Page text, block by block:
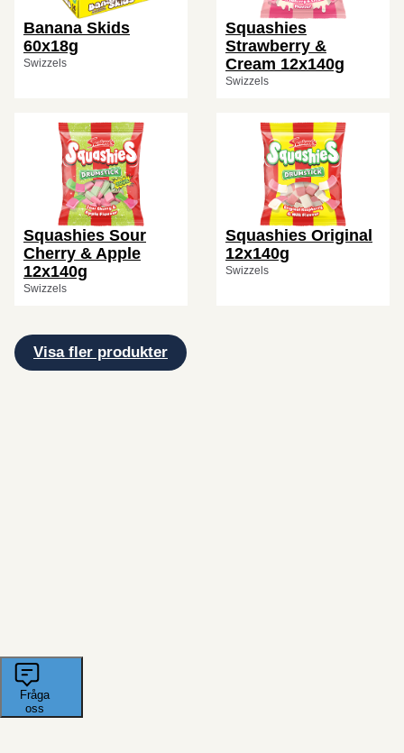
Banana Skids
60x18g
Swizzels
Squashies
Strawberry &
Cream 12x140g
Swizzels
Squashies Sour
Cherry & Apple
12x140g
Swizzels
Squashies Original
12x140g
Swizzels
Visa fler produkter